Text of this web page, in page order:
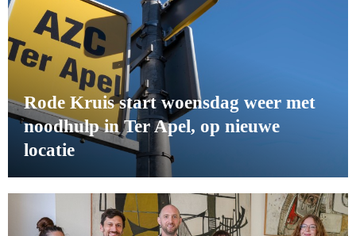
Rode Kruis start woensdag weer met
noodhulp in Ter Apel, op nieuwe
locatie